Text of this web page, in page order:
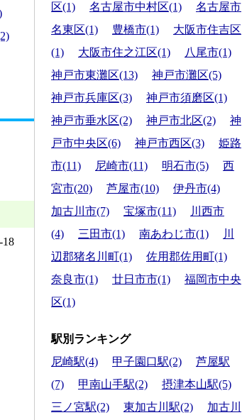
区(1)
名古屋市中村区(1)
名古屋市
名東区(1)
豊橋市(1)
大阪市住吉区
(1)
大阪市住之江区(1)
八尾市(1)
神戸市東灘区(13)
神戸市灘区(5)
神戸市兵庫区(3)
神戸市須磨区(1)
神戸市垂水区(2)
神戸市北区(2)
神
戸市中央区(6)
神戸市西区(3)
姫路
市(11)
尼崎市(11) 明石市(5)
西
宮市(20)
芦屋市(10)
伊丹市(4)
加古川市(7)
宝塚市(11)
川西市
(4)
三田市(1) 南あわじ市(1)
川
辺郡猪名川町(1)
佐用郡佐用町(1)
奈良市(1)
廿日市市(1)
福岡市中央
区(1)
駅別ランキング
尼崎駅(4)
甲子園口駅(2)
芦屋駅
(7)
甲南山手駅(2)
摂津本山駅(5)
三ノ宮駅(2)
東加古川駅(2)
加古川